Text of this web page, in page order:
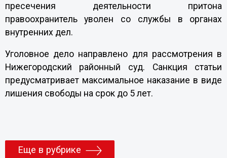
пресечения деятельности притона
правоохранитель уволен со службы в органах
внутренних дел.
Уголовное дело направлено для рассмотрения в
Нижегородский районный суд. Санкция статьи
предусматривает максимальное наказание в виде
лишения свободы на срок до 5 лет.
Еще в рубрике